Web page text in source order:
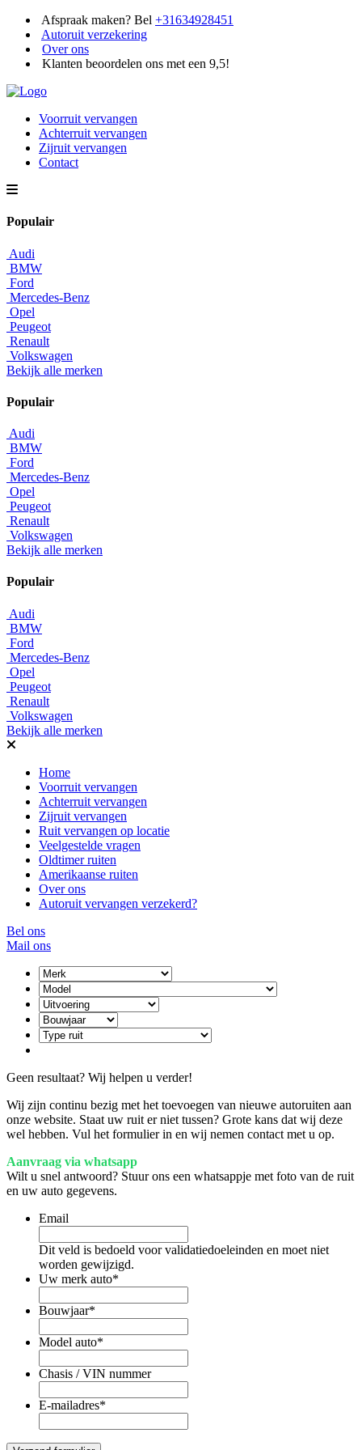
Afspraak maken? Bel +31634928451
Autoruit verzekering
Over ons
Klanten beoordelen ons met een 9,5!
Voorruit vervangen
Achterruit vervangen
Zijruit vervangen
Contact
Populair
Audi
BMW
Ford
Mercedes-Benz
Opel
Peugeot
Renault
Volkswagen
Bekijk alle merken
Populair
Audi
BMW
Ford
Mercedes-Benz
Opel
Peugeot
Renault
Volkswagen
Bekijk alle merken
Populair
Audi
BMW
Ford
Mercedes-Benz
Opel
Peugeot
Renault
Volkswagen
Bekijk alle merken
Home
Voorruit vervangen
Achterruit vervangen
Zijruit vervangen
Ruit vervangen op locatie
Veelgestelde vragen
Oldtimer ruiten
Amerikaanse ruiten
Over ons
Autoruit vervangen verzekerd?
Bel ons
Mail ons
Geen resultaat? Wij helpen u verder!
Wij zijn continu bezig met het toevoegen van nieuwe autoruiten aan
onze website. Staat uw ruit er niet tussen? Grote kans dat wij deze
wel hebben. Vul het formulier in en wij nemen contact met u op.
Aanvraag via whatsapp
Wilt u snel antwoord? Stuur ons een whatsappje met foto van de ruit
en uw auto gegevens.
Email
Dit veld is bedoeld voor validatiedoeleinden en moet niet
worden gewijzigd.
Uw merk auto*
Bouwjaar*
Model auto*
Chasis / VIN nummer
E-mailadres*